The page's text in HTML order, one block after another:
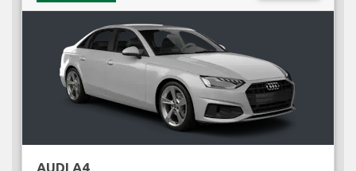
AUDI A4